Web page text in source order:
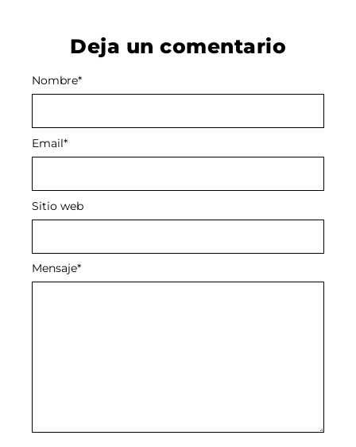
Deja un comentario
Mensaje*
Nombre*
Email*
Sitio web
Alternative: